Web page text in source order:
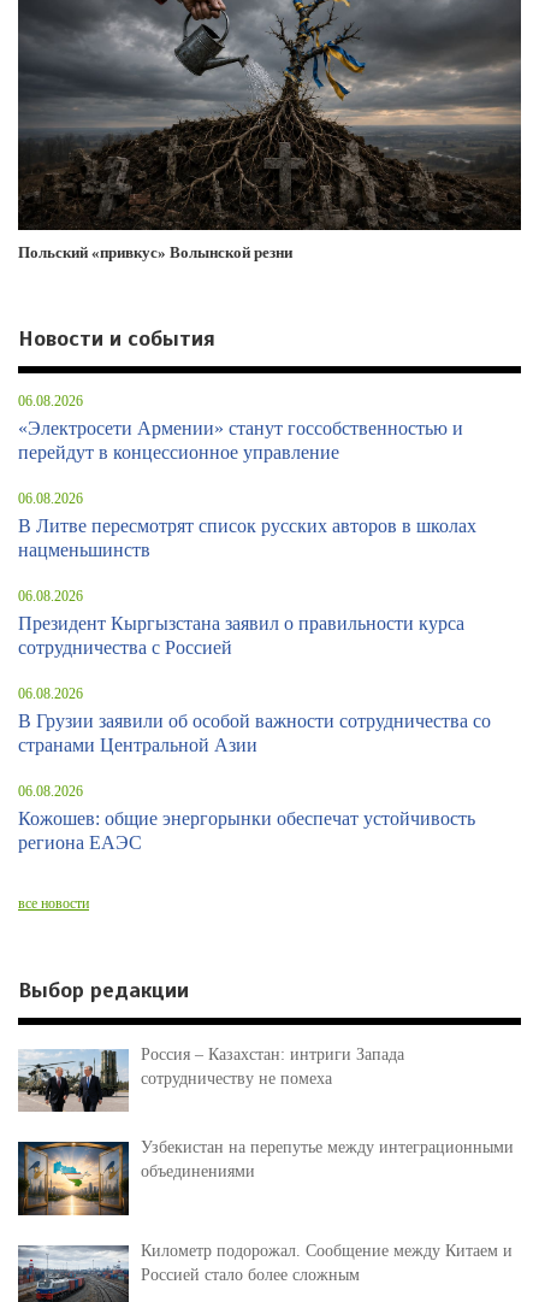
Польский «привкус» Волынской резни
Новости и события
06.08.2026
«Электросети Армении» станут госсобственностью и
перейдут в концессионное управление
06.08.2026
В Литве пересмотрят список русских авторов в школах
нацменьшинств
06.08.2026
Президент Кыргызстана заявил о правильности курса
сотрудничества с Россией
06.08.2026
В Грузии заявили об особой важности сотрудничества со
странами Центральной Азии
06.08.2026
Кожошев: общие энергорынки обеспечат устойчивость
региона ЕАЭС
все новости
Выбор редакции
Россия – Казахстан: интриги Запада
сотрудничеству не помеха
Узбекистан на перепутье между интеграционными
объединениями
Километр подорожал. Сообщение между Китаем и
Россией стало более сложным